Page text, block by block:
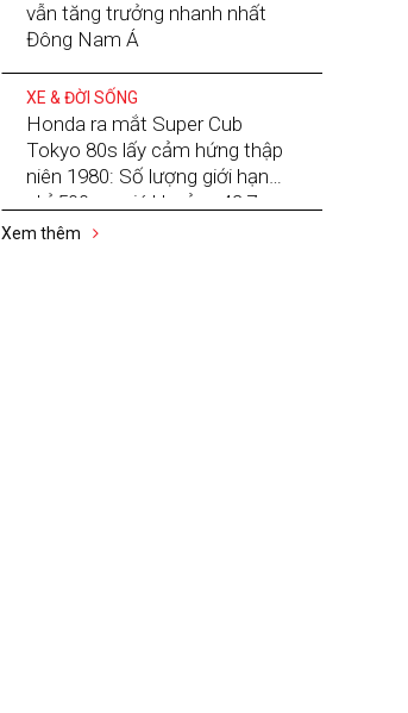
vẫn tăng trưởng nhanh nhất
Đông Nam Á
XE & ĐỜI SỐNG
Honda ra mắt Super Cub
Tokyo 80s lấy cảm hứng thập
niên 1980: Số lượng giới hạn
chỉ 500 xe, giá khoảng 42,7
triệu đồng
Xem thêm